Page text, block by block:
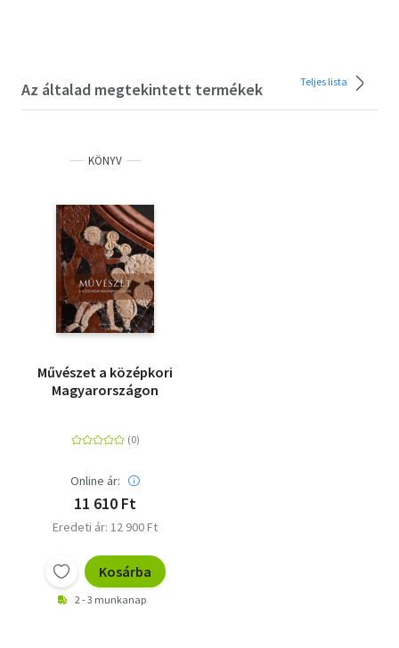
Az általad megtekintett termékek Teljes lista
KÖNYV
Művészet a középkori
Magyarországon
Online ár:
11 610 Ft
Eredeti ár: 12 900 Ft
Kosárba
2 - 3 munkanap